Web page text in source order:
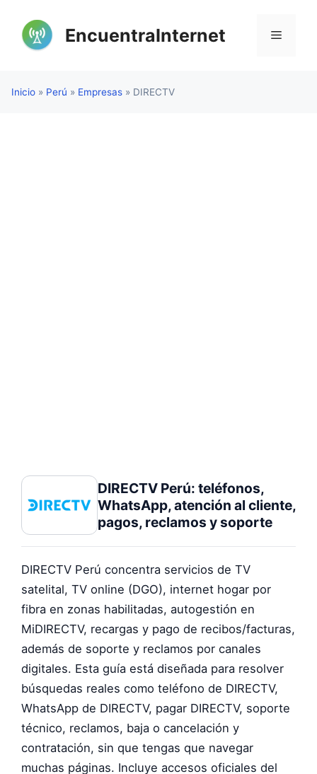
contenido
EncuentraInternet Menú
Inicio » Perú » Empresas » DIRECTV
DIRECTV Perú: teléfonos,
WhatsApp, atención al cliente,
pagos, reclamos y soporte
DIRECTV Perú concentra servicios de TV
satelital, TV online (DGO), internet hogar por
fibra en zonas habilitadas, autogestión en
MiDIRECTV, recargas y pago de recibos/facturas,
además de soporte y reclamos por canales
digitales. Esta guía está diseñada para resolver
búsquedas reales como teléfono de DIRECTV,
WhatsApp de DIRECTV, pagar DIRECTV, soporte
técnico, reclamos, baja o cancelación y
contratación, sin que tengas que navegar
muchas páginas. Incluye accesos oficiales del